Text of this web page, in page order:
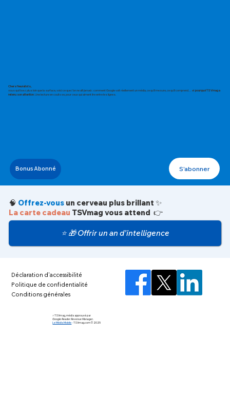
Chers Neuralists,
vous qui lisez plus loin que la surface, voici ce quel’on ne dit jamais: comment Google voit réellement un média, ce qu’il mesure, ce qu’il comprend… etpourquoi TSVmag a
retenu son attention . Une lecture en coulisse, pour ceux qui aiment lire entre les lignes.
Bonus Abonné S'abonner
🧠 Offrez-vous un cerveau plus brillant ✨
La carte cadeau TSVmag vous attend 👉
⭐ 🎁 Offrir un an d’intelligence
Déclaration d'accessibilité
Politique de confidentialité
Conditions générales
⚡️ TSVmag, média approuvé par
Google Reader Revenue Manager.
Le Média Mobile-TSVmag.com © 2025